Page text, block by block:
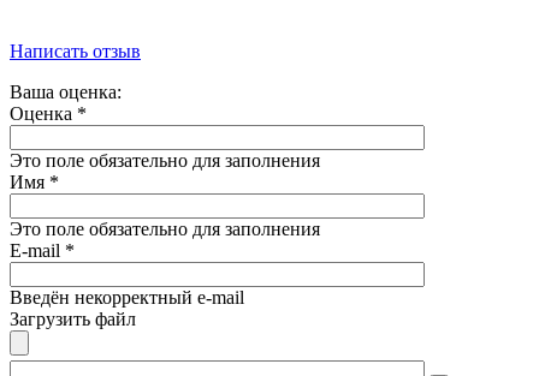
Написать отзыв
Ваша оценка:
Оценка *
Это поле обязательно для заполнения
Имя *
Это поле обязательно для заполнения
E-mail *
Введён некорректный e-mail
Загрузить файл